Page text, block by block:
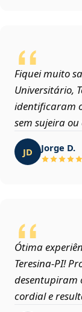
Fiquei muito
Universitário,
identificaram
sem sujeira
JD Jorge D.
Ótima
Teresina‑PI!
desentupiram
cordial e